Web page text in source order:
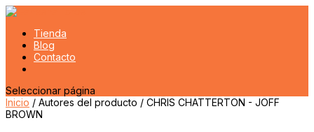
Tienda
Blog
Contacto
Seleccionar página
Inicio / Autores del producto / CHRIS CHATTERTON - JOFF
BROWN